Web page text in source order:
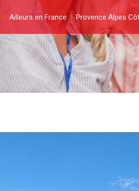
Ailleurs en France Provence Alpes